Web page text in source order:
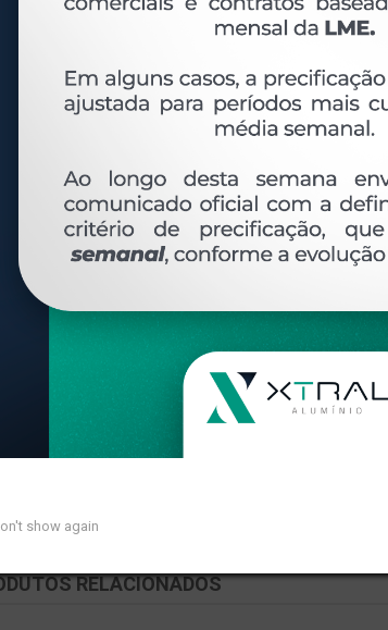
show again
Ver perfis
Etiquetas: GRADIL E
DESCRIÇÃO
com peso linear de 0,608kg/m.
RELACIONADOS